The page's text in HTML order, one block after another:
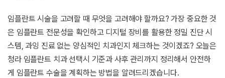
임플란트 시술을 고려할 때 무엇을 고려해야 할까요? 가장 중요한 것
은 임플란트 전문성을 확인하고 디지털 장비를 활용한 정밀 진단 시
스템, 과잉 진료 없는 양심적인 치과인지 체크하는 것이겠죠? 오늘은
청라 임플란트 치과 선택시 기준과 사후 관리까지 정리해서 안전하
게 임플란트 수술을 계획하는 방법을 알려드리겠습니다.